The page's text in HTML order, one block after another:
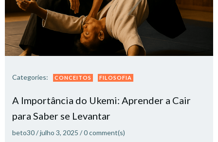
Categories: CONCEITOS FILOSOFIA
A Importância do Ukemi: Aprender a Cair
para Saber se Levantar
beto30/julho 3, 2025 /0comment(s)